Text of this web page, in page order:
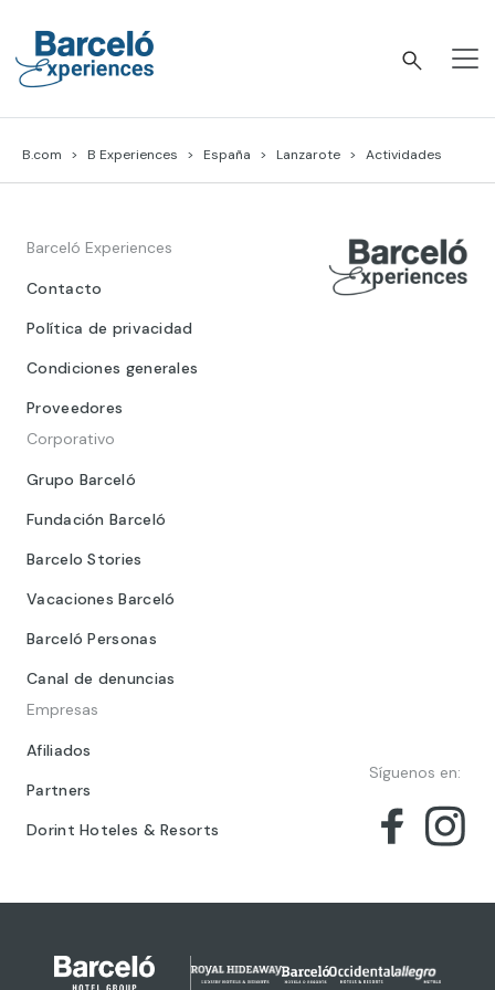
content
B.com B Experiences España Lanzarote Actividades
Barceló Experiences
Contacto
Política de privacidad
Condiciones generales
Proveedores
Corporativo
Grupo Barceló
Fundación Barceló
Barcelo Stories
Vacaciones Barceló
Barceló Personas
Canal de denuncias
Empresas
Afiliados
Partners
Dorint Hoteles & Resorts
Síguenos en: